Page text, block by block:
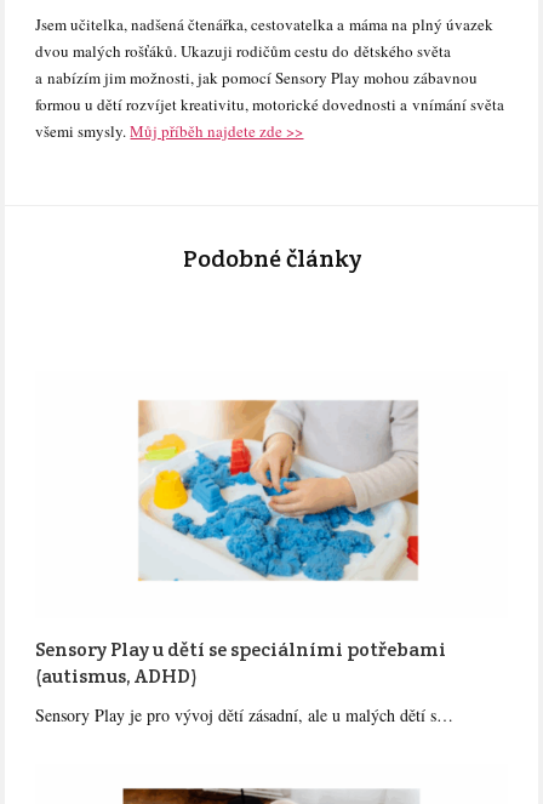
Jsem učitelka, nadšená čtenářka, cestovatelka a máma na plný úvazek
dvou malých rošťáků. Ukazuji rodičům cestu do dětského světa
a nabízím jim možnosti, jak pomocí Sensory Play mohou zábavnou
formou u dětí rozvíjet kreativitu, motorické dovednosti a vnímání světa
všemi smysly.Můj příběh najdete zde >>
Podobné články
Sensory Play u dětí se speciálními potřebami
(autismus, ADHD)
Sensory Play je pro vývoj dětí zásadní, ale u malých dětí s…